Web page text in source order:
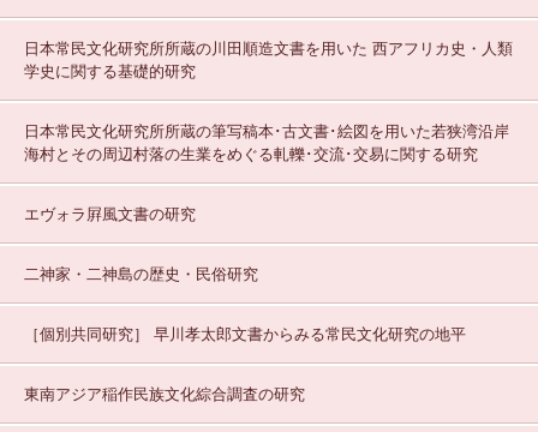
日本常民文化研究所所蔵の川田順造文書を用いた 西アフリカ史・人類
学史に関する基礎的研究
日本常民文化研究所所蔵の筆写稿本･古文書･絵図を用いた若狭湾沿岸
海村とその周辺村落の生業をめぐる軋轢･交流･交易に関する研究
エヴォラ屛風文書の研究
二神家・二神島の歴史・民俗研究
［個別共同研究］ 早川孝太郎文書からみる常民文化研究の地平
東南アジア稲作民族文化綜合調査の研究